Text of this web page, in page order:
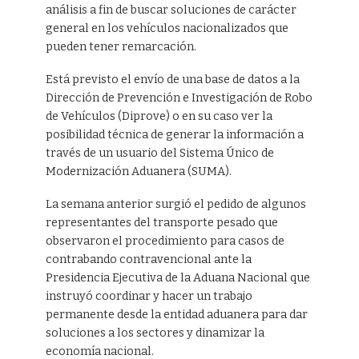
análisis a fin de buscar soluciones de carácter
general en los vehículos nacionalizados que
pueden tener remarcación.
Está previsto el envío de una base de datos a la
Dirección de Prevención e Investigación de Robo
de Vehículos (Diprove) o en su caso ver la
posibilidad técnica de generar la información a
través de un usuario del Sistema Único de
Modernización Aduanera (SUMA).
La semana anterior surgió el pedido de algunos
representantes del transporte pesado que
observaron el procedimiento para casos de
contrabando contravencional ante la
Presidencia Ejecutiva de la Aduana Nacional que
instruyó coordinar y hacer un trabajo
permanente desde la entidad aduanera para dar
soluciones a los sectores y dinamizar la
economía nacional.